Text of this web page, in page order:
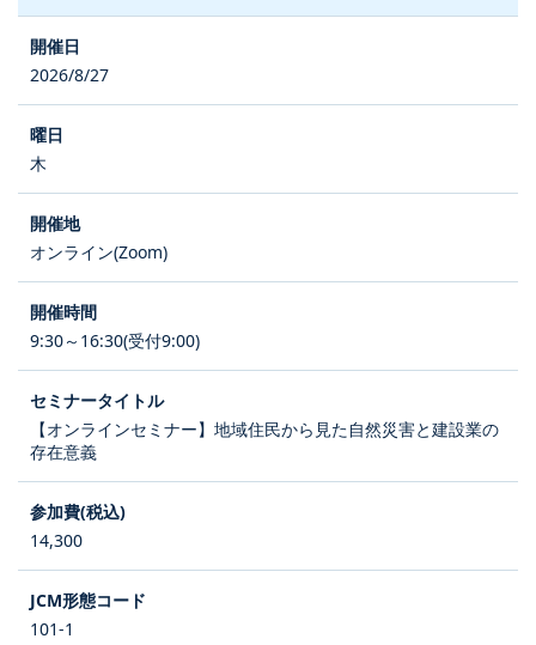
2026/8/27
木
オンライン(Zoom)
9:30～16:30(受付9:00)
【オンラインセミナー】地域住民から見た自然災害と建設業の
存在意義
14,300
101-1